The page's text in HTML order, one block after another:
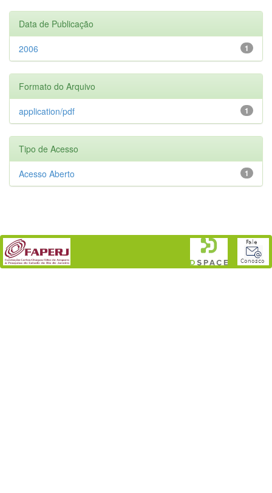
Data de Publicação
1
2006
Formato do Arquivo
1
application/pdf
Tipo de Acesso
1
Acesso Aberto